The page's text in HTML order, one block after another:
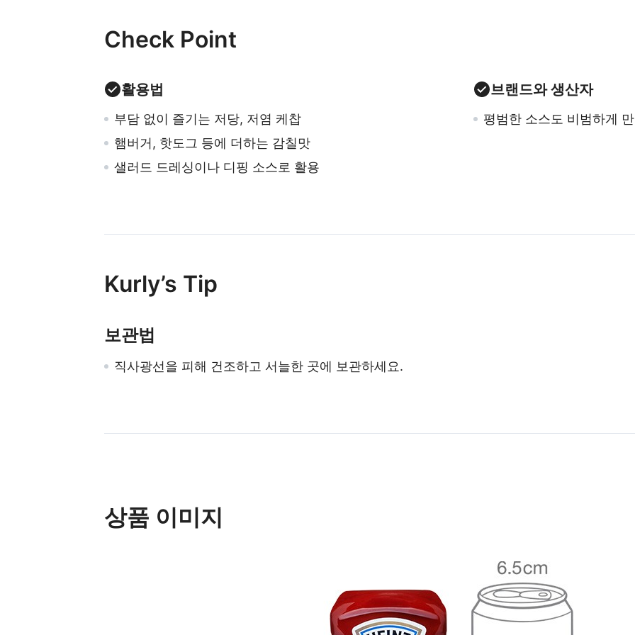
Check Point
활용법
부담 없이 즐기는 저당, 저염 케찹
햄버거, 핫도그 등에 더하는 감칠맛
샐러드 드레싱이나 디핑 소스로 활용
브랜드와 생산자
평범한 소스도 비범하게
Kurly’s Tip
보관법
직사광선을 피해 건조하고 서늘한 곳에 보관하세요.
상품 이미지